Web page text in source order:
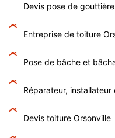
Devis pose de
Entreprise de toiture
Pose de bâche et
Réparateur,
Devis toiture Orsonville